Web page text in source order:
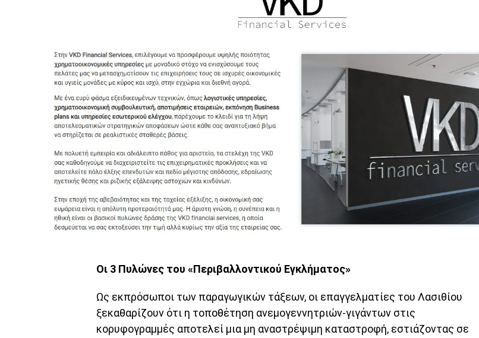
Οι 3 Πυλώνες του «Περιβαλλοντικού Εγκλήματος»
Ως εκπρόσωποι των παραγωγικών τάξεων, οι επαγγελματίες του Λασιθίου
ξεκαθαρίζουν ότι η τοποθέτηση ανεμογεννητριών-γιγάντων στις
κορυφογραμμές αποτελεί μια μη αναστρέψιμη καταστροφή, εστιάζοντας σε